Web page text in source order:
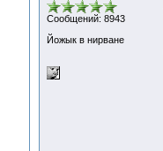
Сообщений: 8943
Йожык в нирване